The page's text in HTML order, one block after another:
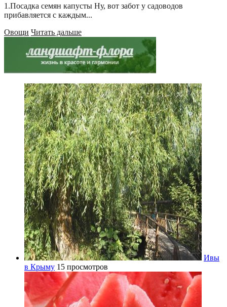
1.Посадка семян капусты Ну, вот забот у садоводов
прибавляется с каждым...
Овощи Читать дальше
Ивы
в Крыму 15 просмотров